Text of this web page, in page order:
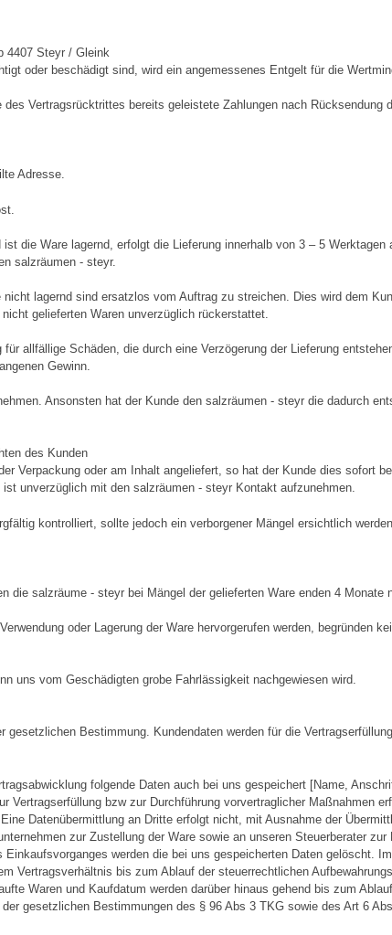
4407 Steyr / Gleink
oder beschädigt sind, wird ein angemessenes Entgelt für die
Vertragsrücktrittes bereits geleistete Zahlungen nach Rücksendung
Adresse.
die Ware lagernd, erfolgt die Lieferung innerhalb von 3 – 5 Werktagen
salzräumen - steyr.
lagernd sind ersatzlos vom Auftrag zu streichen. Dies wird dem
gelieferten Waren unverzüglich rückerstattet.
allfällige Schäden, die durch eine Verzögerung der Lieferung
Gewinn.
Ansonsten hat der Kunde den salzräumen - steyr die dadurch
des Kunden
Verpackung oder am Inhalt angeliefert, so hat der Kunde dies sofort
unverzüglich mit den salzräumen - steyr Kontakt aufzunehmen.
kontrolliert, sollte jedoch ein verborgener Mängel ersichtlich
die salzräume - steyr bei Mängel der gelieferten Ware enden 4 Monate
oder Lagerung der Ware hervorgerufen werden, begründen
uns vom Geschädigten grobe Fahrlässigkeit nachgewiesen wird.
gesetzlichen Bestimmung. Kundendaten werden für die
folgende Daten auch bei uns gespeichert [Name,
Vertragserfüllung bzw zur Durchführung vorvertraglicher Maßnahmen
Datenübermittlung an Dritte erfolgt nicht, mit Ausnahme der
zur Zustellung der Ware sowie an unseren Steuerberater zur
werden die bei uns gespeicherten Daten gelöscht.
Vertragsverhältnis bis zum Ablauf der steuerrechtlichen
Waren und Kaufdatum werden darüber hinaus gehend bis zum
gesetzlichen Bestimmungen des § 96 Abs 3 TKG sowie des Art 6